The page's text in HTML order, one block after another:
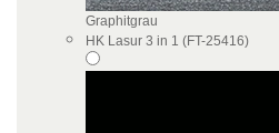
Graphitgrau
HK Lasur 3 in 1 (FT-25416)